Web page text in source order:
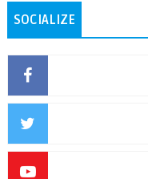
SOCIALIZE